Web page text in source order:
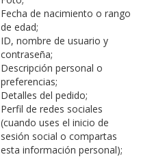
Fecha de nacimiento o rango
de edad;
ID, nombre de usuario y
contraseña;
Descripción personal o
preferencias;
Detalles del pedido;
Perfil de redes sociales
(cuando uses el inicio de
sesión social o compartas
esta información personal);